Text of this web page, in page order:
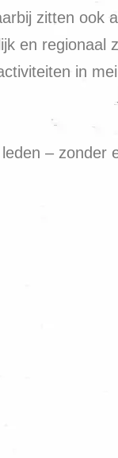
zitten ook
en regionaal
in
– zonder